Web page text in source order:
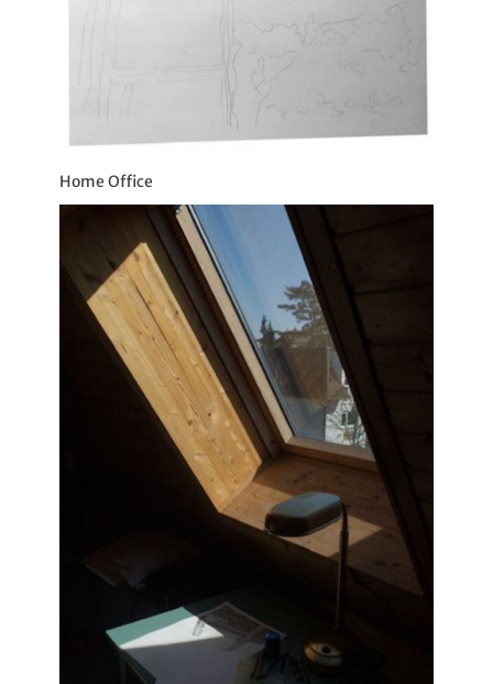
Home Office